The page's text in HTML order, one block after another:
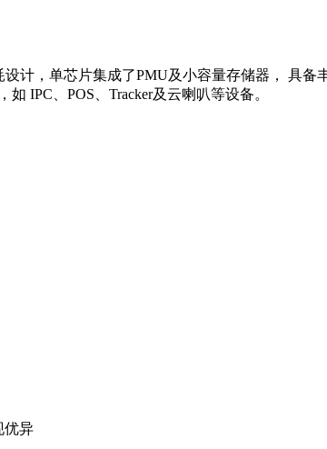
计，单芯片集成了PMU及小容量存储器， 具
IPC、POS、Tracker及云喇叭等设备。
优异